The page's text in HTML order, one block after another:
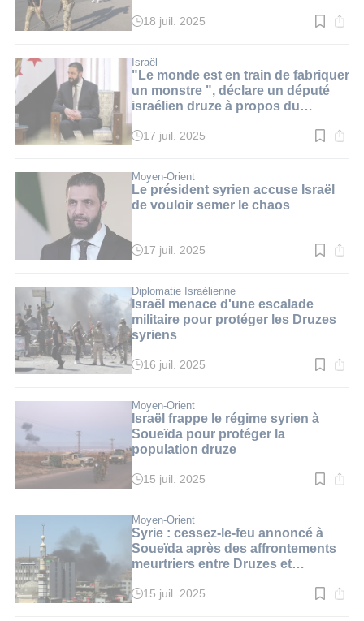
Temps
:
3
min.
18 juil. 2025
Israël
"Le monde est en train de fabriquer
un monstre ", déclare un député
israélien druze à propos du
Temps
:
3
min.
17 juil. 2025
Moyen-Orient
Le président syrien accuse Israël
de vouloir semer le chaos
Temps
:
3
min.
17 juil. 2025
Diplomatie Israélienne
Israël menace d'une escalade
militaire pour protéger les Druzes
syriens
Temps
:
2
min.
16 juil. 2025
Moyen-Orient
Israël frappe le régime syrien à
Soueïda pour protéger la
population druze
Temps
:
3
min.
15 juil. 2025
Moyen-Orient
Syrie : cessez-le-feu annoncé à
Soueïda après des affrontements
meurtriers entre Druzes et
Temps
15 juil. 2025